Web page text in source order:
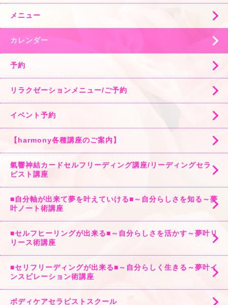
メニュー
カレンダー
予約
リラクゼーションメニュー/ご予約
イベント予約
【harmony各種講座のご案内】
氣響神結カードセルフリーディング講座/リーディングセラ
ピスト講座
■自分軸が出来て夢を叶えていける■～自分らしさを知る～夢
叶ノート術講座
■セルフヒーリングが出来る■～自分らしさを活かす～夢叶リ
リース術講座
■セリフリーディングが出来る■～自分らしく生きる～夢叶イ
ンスピレーション術講座
ボディケアセラピストスクール